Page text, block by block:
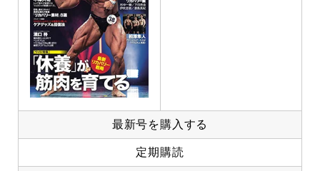
最新号を購入する
定期購読